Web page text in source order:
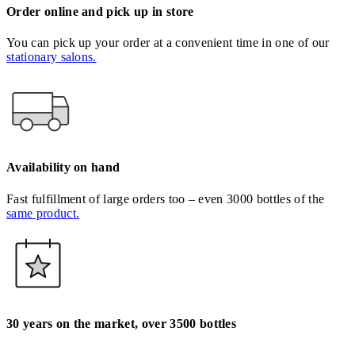
Order online and pick up in store
You can pick up your order at a convenient time in one of our
stationary salons.
Availability on hand
Fast fulfillment of large orders too – even 3000 bottles of the
same product.
30 years on the market, over 3500 bottles